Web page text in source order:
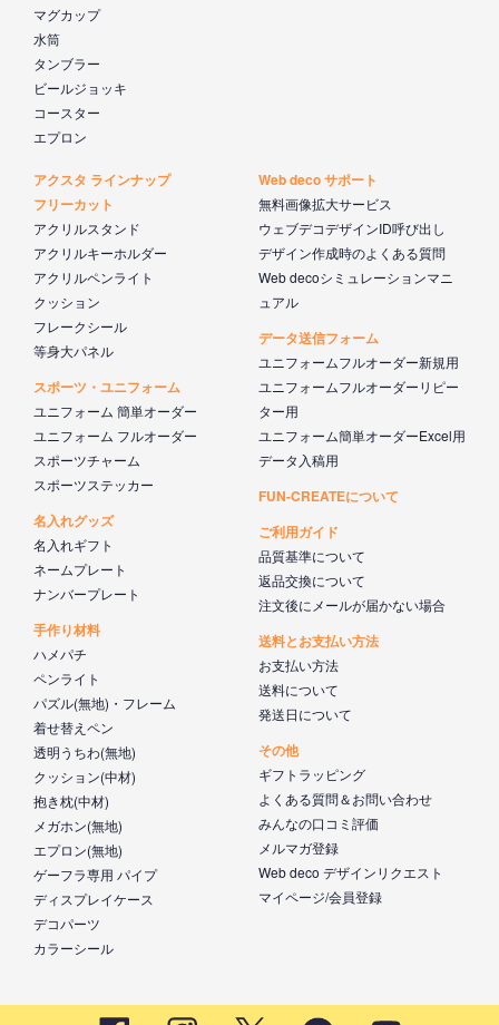
マグカップ
水筒
タンブラー
ビールジョッキ
コースター
エプロン
アクスタ ラインナップ
フリーカット
アクリルスタンド
アクリルキーホルダー
アクリルペンライト
クッション
フレークシール
等身大パネル
スポーツ・ユニフォーム
ユニフォーム 簡単オーダー
ユニフォーム フルオーダー
スポーツチャーム
スポーツステッカー
名入れグッズ
名入れギフト
ネームプレート
ナンバープレート
手作り材料
ハメパチ
ペンライト
パズル(無地)・フレーム
着せ替えペン
透明うちわ(無地)
クッション(中材)
抱き枕(中材)
メガホン(無地)
エプロン(無地)
ゲーフラ専用 パイプ
ディスプレイケース
デコパーツ
カラーシール
Web deco サポート
無料画像拡大サービス
ウェブデコデザインID呼び出し
デザイン作成時のよくある質問
Web decoシミュレーションマニ
ュアル
データ送信フォーム
ユニフォームフルオーダー新規用
ユニフォームフルオーダーリピー
ター用
ユニフォーム簡単オーダーExcel用
データ入稿用
FUN-CREATEについて
ご利用ガイド
品質基準について
返品交換について
注文後にメールが届かない場合
送料とお支払い方法
お支払い方法
送料について
発送日について
その他
ギフトラッピング
よくある質問＆お問い合わせ
みんなの口コミ評価
メルマガ登録
Web deco デザインリクエスト
マイページ/会員登録